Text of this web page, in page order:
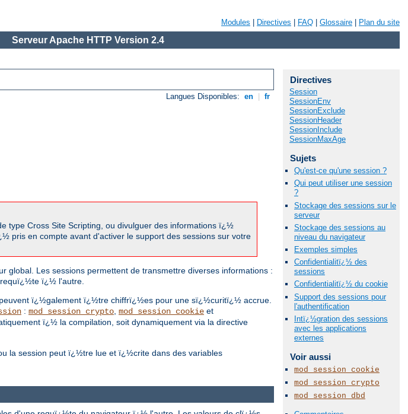
Modules Directives FAQ Glossaire Plan du site
Serveur Apache HTTP Version 2.4
Langues Disponibles: en fr
type Cross Site Scripting, ou divulguer des informations ï¿½
en compte avant d'activer le support des sessions sur votre
global. Les sessions permettent de transmettre diverses informations :
ï¿½ l'autre.
ï¿½galement ï¿½tre chiffrï¿½es pour une sï¿½curitï¿½ accrue.
: mod_session_crypto mod_session_cookie et
ï¿½ la compilation, soit dynamiquement via la directive
la session peut ï¿½tre lue et ï¿½crite dans des variables
Directives
Session
SessionEnv
SessionExclude
SessionHeader
SessionInclude
SessionMaxAge
Sujets
Qu'est-ce qu'une session ?
Qui peut utiliser une session
?
Stockage des sessions sur le
serveur
Stockage des sessions au
niveau du navigateur
Exemples simples
Confidentialitï¿½ des
sessions
Confidentialitï¿½ du cookie
Support des sessions pour
l'authentification
Intï¿½gration des sessions
avec les applications
externes
Voir aussi
mod_session_cookie
mod_session_crypto
mod_session_dbd